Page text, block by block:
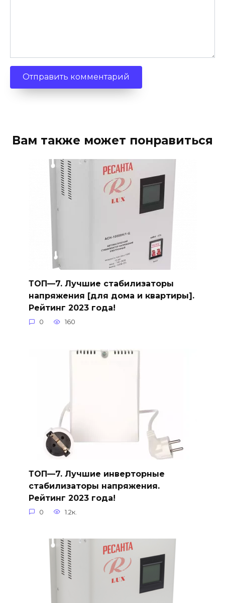
Вам также может понравиться
ТОП—7. Лучшие стабилизаторы
напряжения [для дома и квартиры].
Рейтинг 2023 года!
0 160
ТОП—7. Лучшие инверторные
стабилизаторы напряжения.
Рейтинг 2023 года!
0 1.2к.